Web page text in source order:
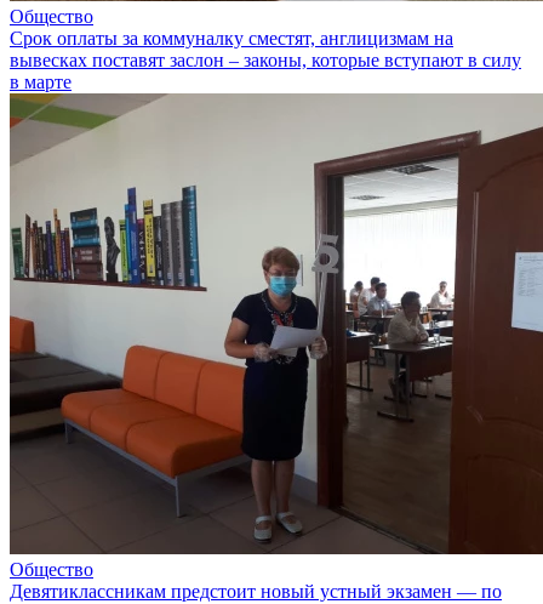
Общество
Срок оплаты за коммуналку сместят, англицизмам на
вывесках поставят заслон – законы, которые вступают в силу
в марте
Общество
Девятиклассникам предстоит новый устный экзамен — по